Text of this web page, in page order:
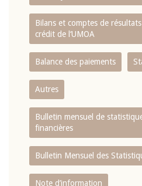
Bilans et comptes de
crédit de l‘UMOA
Balance des paiements
Autres
Bulletin mensuel de
financières
Bulletin Mensuel des
Note d’information